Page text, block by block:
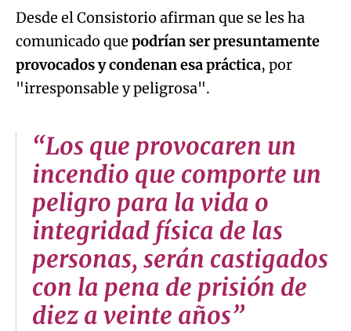
Desde el Consistorio afirman que se les ha
comunicado que podrían ser presuntamente
provocados y condenan esa práctica, por
"irresponsable y peligrosa".
“Los que provocaren un
incendio que comporte un
peligro para la vida o
integridad física de las
personas, serán castigados
con la pena de prisión de
diez a veinte años”